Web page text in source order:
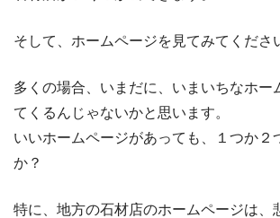
そして、ホームページを見てみてくださ
多くの場合、いまだに、いまいちなホー
てくるんじゃないかと思います。
いいホームページがあっても、１つか２
か？
特に、地方の石材店のホームページは、